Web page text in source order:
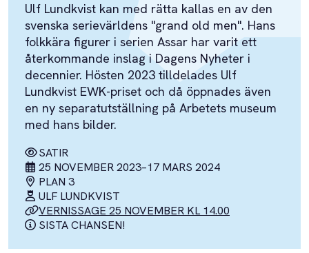
Ulf Lundkvist kan med rätta kallas en av den
svenska serievärldens "grand old men". Hans
folkkära figurer i serien Assar har varit ett
återkommande inslag i Dagens Nyheter i
decennier. Hösten 2023 tilldelades Ulf
Lundkvist EWK-priset och då öppnades även
en ny separatutställning på Arbetets museum
med hans bilder.
SATIR
25 NOVEMBER 2023–17 MARS 2024
PLAN 3
ULF LUNDKVIST
VERNISSAGE 25 NOVEMBER KL 14.00
SISTA CHANSEN!